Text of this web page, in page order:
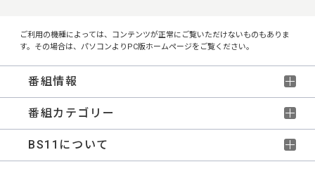
ご利用の機種によっては、コンテンツが正常にご覧いただけないものもありま
す。その場合は、パソコンよりPC版ホームページをご覧ください。
番組情報
番組カテゴリー
BS11について